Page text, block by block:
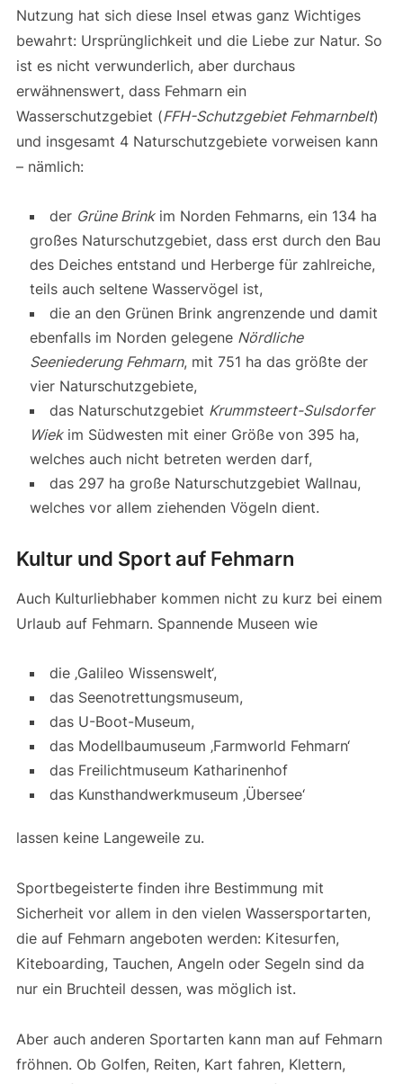
Nutzung hat sich diese Insel etwas ganz Wichtiges
bewahrt: Ursprünglichkeit und die Liebe zur Natur. So
ist es nicht verwunderlich, aber durchaus
erwähnenswert, dass Fehmarn ein
Wasserschutzgebiet (FFH-Schutzgebiet Fehmarnbelt)
und insgesamt 4 Naturschutzgebiete vorweisen kann
– nämlich:
der Grüne Brinkim Norden Fehmarns, ein 134 ha
großes Naturschutzgebiet, dass erst durch den Bau
des Deiches entstand und Herberge für zahlreiche,
teils auch seltene Wasservögel ist,
die an den Grünen Brink angrenzende und damit
ebenfalls im Norden gelegene Nördliche
Seeniederung Fehmarn, mit 751 ha das größte der
vier Naturschutzgebiete,
das Naturschutzgebiet Krummsteert-Sulsdorfer
Wiekim Südwesten mit einer Größe von 395 ha,
welches auch nicht betreten werden darf,
das 297 ha große Naturschutzgebiet Wallnau,
welches vor allem ziehenden Vögeln dient.
Kultur und Sport auf Fehmarn
Auch Kulturliebhaber kommen nicht zu kurz bei einem
Urlaub auf Fehmarn. Spannende Museen wie
die ‚Galileo Wissenswelt‘,
das Seenotrettungsmuseum,
das U-Boot-Museum,
das Modellbaumuseum ‚Farmworld Fehmarn‘
das Freilichtmuseum Katharinenhof
das Kunsthandwerkmuseum ‚Übersee‘
lassen keine Langeweile zu.
Sportbegeisterte finden ihre Bestimmung mit
Sicherheit vor allem in den vielen Wassersportarten,
die auf Fehmarn angeboten werden: Kitesurfen,
Kiteboarding, Tauchen, Angeln oder Segeln sind da
nur ein Bruchteil dessen, was möglich ist.
Aber auch anderen Sportarten kann man auf Fehmarn
fröhnen. Ob Golfen, Reiten, Kart fahren, Klettern,